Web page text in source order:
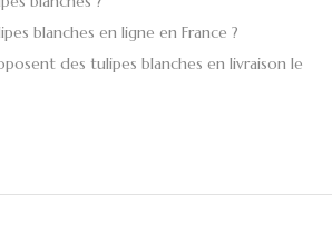
blanches en ligne en France ?
des tulipes blanches en livraison le